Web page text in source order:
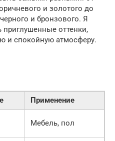
и золотого до
и бронзового. Я
оттенки,
и спокойную атмосферу.
Применение
Мебель, пол